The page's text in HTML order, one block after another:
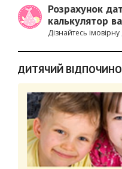
Розрахунок
калькулятор
Дізнайтесь
ДИТЯЧИЙ